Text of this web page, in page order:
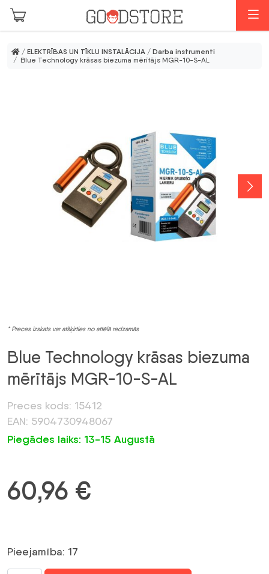
Skip to main content
/ ELEKTRĪBAS UN TĪKLU INSTALĀCIJA / Darba instrumenti
/ Blue Technology krāsas biezuma mērītājs MGR-10-S-AL
* Preces izskats var atšķirties no attēlā redzamās
Blue Technology krāsas biezuma
mērītājs MGR-10-S-AL
Preces kods: 15412
EAN: 5904730948067
Piegādes laiks: 13-15 Augustā
60,96 €
Pieejamība: 17